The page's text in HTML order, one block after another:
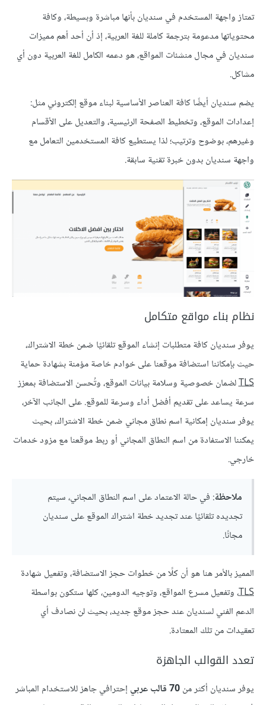
تمتاز واجهة المستخدم في سنديان بأنها مباشرة وبسيطة، وكافة
محتوياتها مدعومة بترجمة كاملة للغة العربية، إذ أن أحد أهم مميزات
سنديان في مجال منشئات المواقع، هو دعمه الكامل للغة العربية دون أي
مشاكل.
يضم سنديان أيضًا كافة العناصر الأساسية لبناء موقع إلكتروني مثل:
إعدادات الموقع، وتخطيط الصفحة الرئيسية، والتعديل على الأقسام
وغيرهم، بوضوح وترتيب؛ لذا يستطيع كافة المستخدمين التعامل مع
واجهة سنديان بدون خبرة تقنية سابقة.
نظام بناء مواقع متكامل
يوفر سنديان كافة متطلبات إنشاء الموقع تلقائيًا ضمن خطة الاشتراك،
حيث بإمكاننا استضافة موقعنا على خوادم خاصة مؤمنة بشهادة حماية
TLSلضمان خصوصية وسلامة بيانات الموقع، وتُحسن الاستضافة بمعزز
سرعة يساعد على تقديم أفضل أداء وسرعة للموقع. على الجانب الآخر،
يوفر سنديان إمكانية اسم نطاق مجاني ضمن خطة الاشتراك، بحيث
يمكننا الاستفادة من اسم النطاق المجاني أو ربط موقعنا مع مزود خدمات
خارجي.
ملاحظة: في حالة الاعتماد على اسم النطاق المجاني، سيتم
تجديده تلقائيًا عند تجديد خطة اشتراك الموقع على سنديان
مجانًا.
المميز بالأمر هنا هو أن كلًا من خطوات حجز الاستضافة، وتفعيل شهادة
TLS، وتفعيل مسرع المواقع، وتوجيه الدومين، كلها ستكون بواسطة
الدعم الفني لسنديان عند حجز موقع جديد، بحيث لن نصادف أي
تعقيدات من تلك المعتادة.
تعدد القوالب الجاهزة
يوفر سنديان أكثر من70 قالب عربي
إحترافي جاهز للاستخدام المباشر